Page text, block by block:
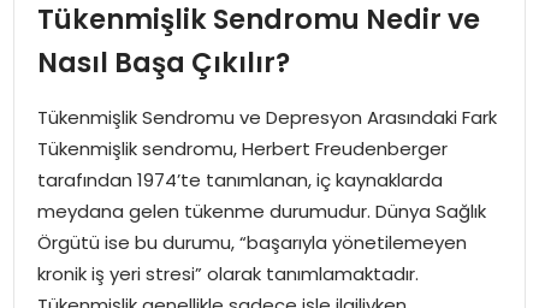
EĞITIM
TEKNOLOJI
GÜNCEL
Tükenmişlik Sendromu Nedir ve
Nasıl Başa Çıkılır?
Tükenmişlik Sendromu ve Depresyon Arasındaki Fark
Tükenmişlik sendromu, Herbert Freudenberger
tarafından 1974’te tanımlanan, iç kaynaklarda
meydana gelen tükenme durumudur. Dünya Sağlık
Örgütü ise bu durumu, “başarıyla yönetilemeyen
kronik iş yeri stresi” olarak tanımlamaktadır.